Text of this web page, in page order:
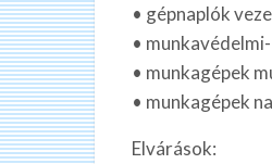
• gépnaplók
•
• munkagépek
• munkagépek
Elvárások: